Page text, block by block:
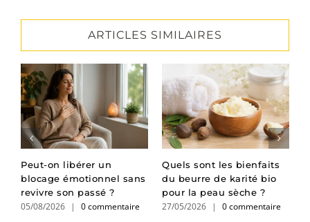
ARTICLES SIMILAIRES
Peut-on libérer un
blocage émotionnel sans
revivre son passé ?
05/08/2026 | 0 commentaire
Quels sont les bienfaits
du beurre de karité bio
pour la peau sèche ?
27/05/2026 | 0 commentaire